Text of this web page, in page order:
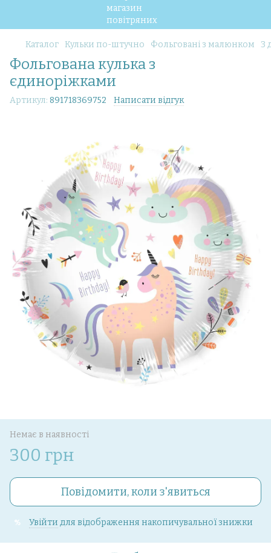
Каталог Кульки по-штучно Фольговані з малюнком З
Фольгована кулька з
єдиноріжками
Артикул: 891718369752 Написати відгук
Немає в наявності
300 грн
Повідомити, коли з'явиться
% Увійти для відображення накопичувальної знижки